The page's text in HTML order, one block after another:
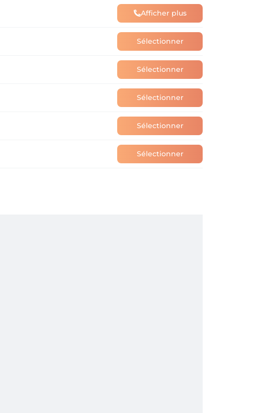
Afficher plus
Sélectionner
Sélectionner
Sélectionner
Sélectionner
Sélectionner